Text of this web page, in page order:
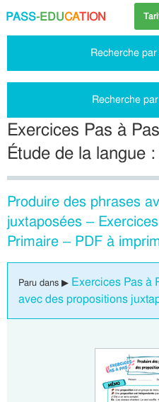
PASS-EDUCATION
Recherche
Recherche
Exercices Pas à
Étude de la langue
Produire des phrases
juxtaposées –
Primaire – PDF à
Paru dans ▶ Exercices Pas à
avec des propositions